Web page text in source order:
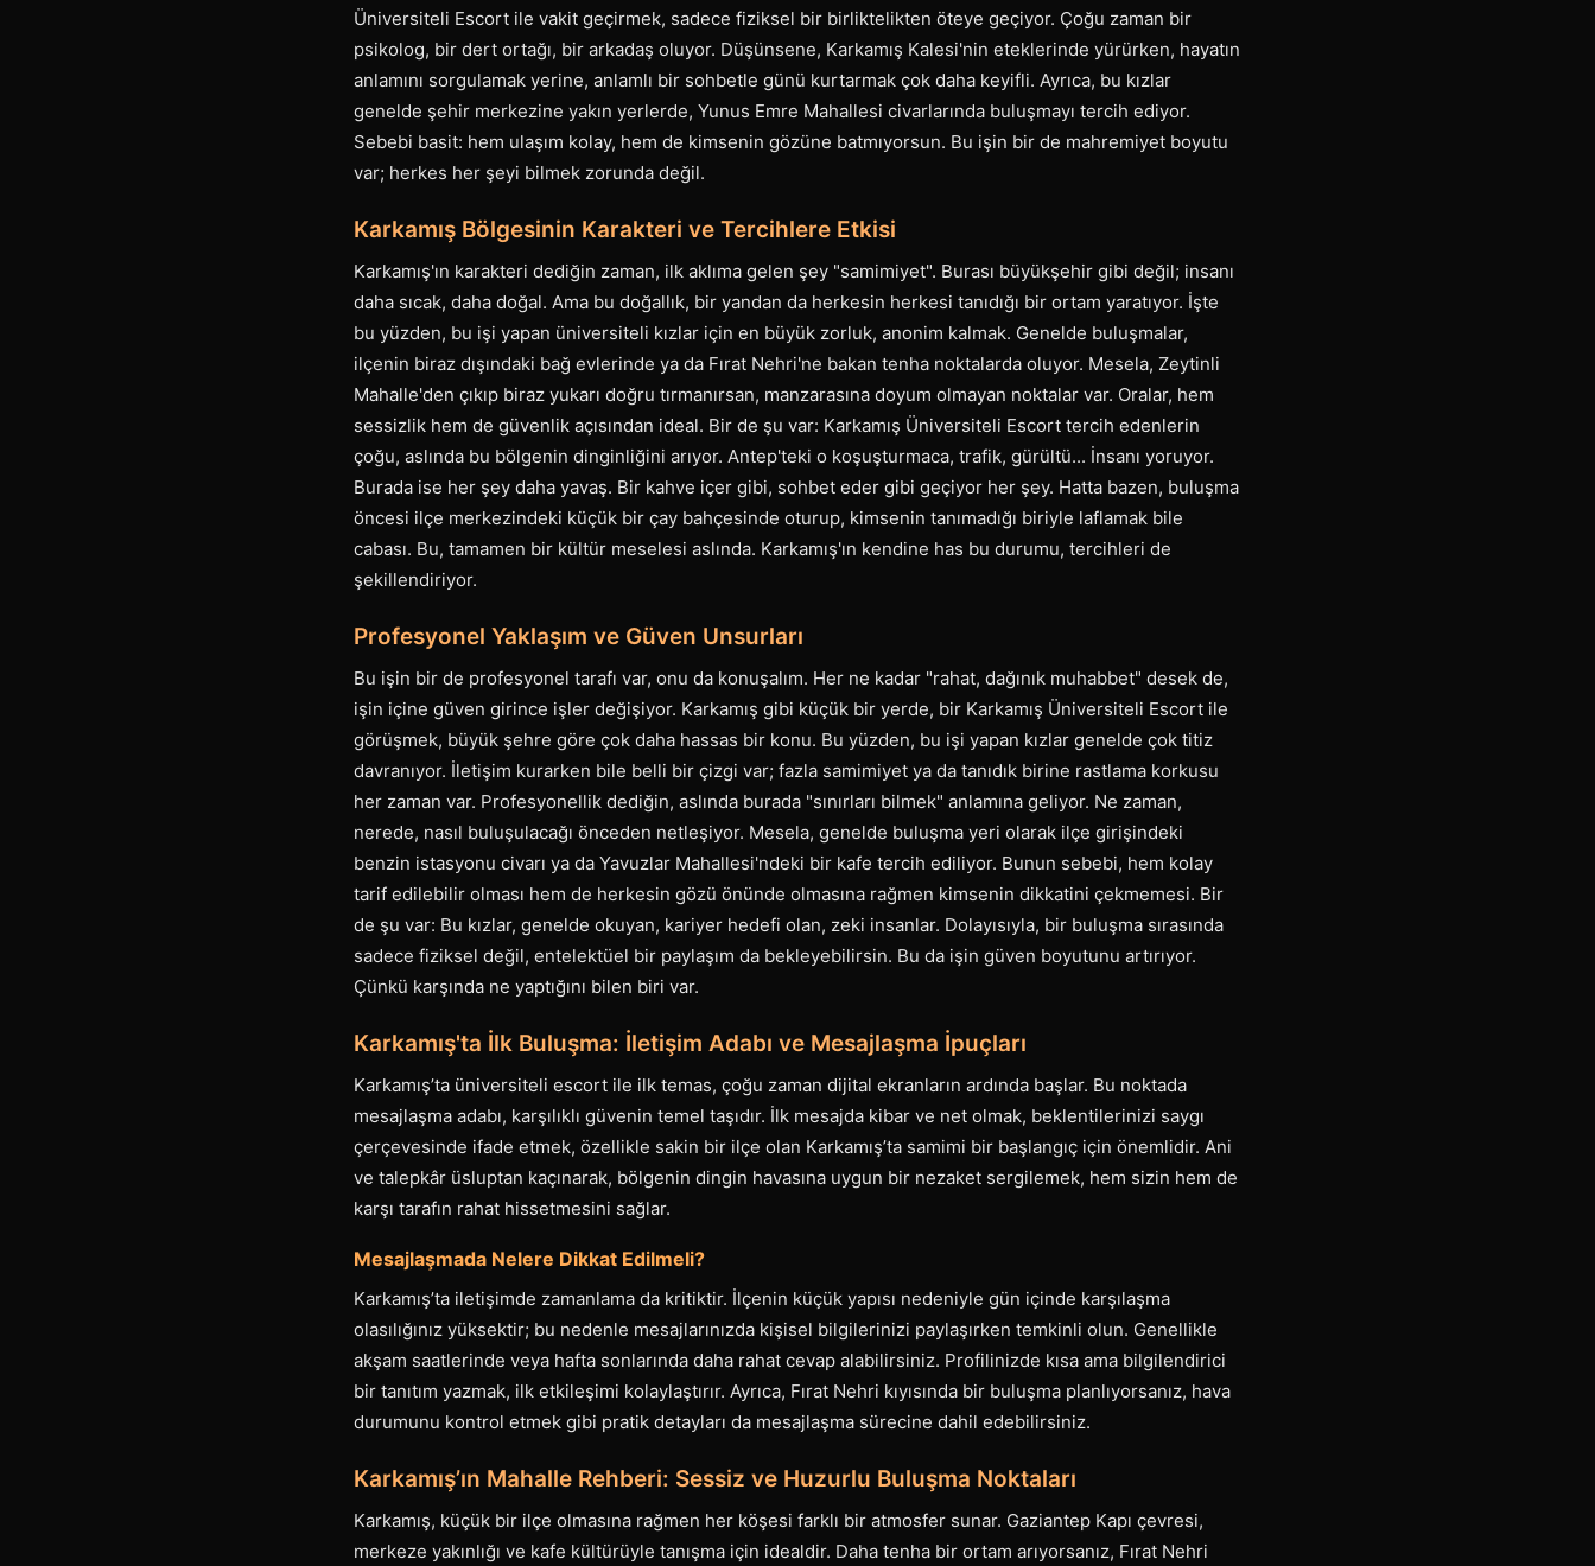
Üniversiteli Escort ile vakit geçirmek, sadece fiziksel bir birliktelikten öteye geçiyor. Çoğu zaman bir
psikolog, bir dert ortağı, bir arkadaş oluyor. Düşünsene, Karkamış Kalesi'nin eteklerinde yürürken, hayatın
anlamını sorgulamak yerine, anlamlı bir sohbetle günü kurtarmak çok daha keyifli. Ayrıca, bu kızlar
genelde şehir merkezine yakın yerlerde, Yunus Emre Mahallesi civarlarında buluşmayı tercih ediyor.
Sebebi basit: hem ulaşım kolay, hem de kimsenin gözüne batmıyorsun. Bu işin bir de mahremiyet boyutu
var; herkes her şeyi bilmek zorunda değil.
Karkamış Bölgesinin Karakteri ve Tercihlere Etkisi
Karkamış'ın karakteri dediğin zaman, ilk aklıma gelen şey "samimiyet". Burası büyükşehir gibi değil; insanı
daha sıcak, daha doğal. Ama bu doğallık, bir yandan da herkesin herkesi tanıdığı bir ortam yaratıyor. İşte
bu yüzden, bu işi yapan üniversiteli kızlar için en büyük zorluk, anonim kalmak. Genelde buluşmalar,
ilçenin biraz dışındaki bağ evlerinde ya da Fırat Nehri'ne bakan tenha noktalarda oluyor. Mesela, Zeytinli
Mahalle'den çıkıp biraz yukarı doğru tırmanırsan, manzarasına doyum olmayan noktalar var. Oralar, hem
sessizlik hem de güvenlik açısından ideal. Bir de şu var: Karkamış Üniversiteli Escort tercih edenlerin
çoğu, aslında bu bölgenin dinginliğini arıyor. Antep'teki o koşuşturmaca, trafik, gürültü... İnsanı yoruyor.
Burada ise her şey daha yavaş. Bir kahve içer gibi, sohbet eder gibi geçiyor her şey. Hatta bazen, buluşma
öncesi ilçe merkezindeki küçük bir çay bahçesinde oturup, kimsenin tanımadığı biriyle laflamak bile
cabası. Bu, tamamen bir kültür meselesi aslında. Karkamış'ın kendine has bu durumu, tercihleri de
şekillendiriyor.
Profesyonel Yaklaşım ve Güven Unsurları
Bu işin bir de profesyonel tarafı var, onu da konuşalım. Her ne kadar "rahat, dağınık muhabbet" desek de,
işin içine güven girince işler değişiyor. Karkamış gibi küçük bir yerde, bir Karkamış Üniversiteli Escort ile
görüşmek, büyük şehre göre çok daha hassas bir konu. Bu yüzden, bu işi yapan kızlar genelde çok titiz
davranıyor. İletişim kurarken bile belli bir çizgi var; fazla samimiyet ya da tanıdık birine rastlama korkusu
her zaman var. Profesyonellik dediğin, aslında burada "sınırları bilmek" anlamına geliyor. Ne zaman,
nerede, nasıl buluşulacağı önceden netleşiyor. Mesela, genelde buluşma yeri olarak ilçe girişindeki
benzin istasyonu civarı ya da Yavuzlar Mahallesi'ndeki bir kafe tercih ediliyor. Bunun sebebi, hem kolay
tarif edilebilir olması hem de herkesin gözü önünde olmasına rağmen kimsenin dikkatini çekmemesi. Bir
de şu var: Bu kızlar, genelde okuyan, kariyer hedefi olan, zeki insanlar. Dolayısıyla, bir buluşma sırasında
sadece fiziksel değil, entelektüel bir paylaşım da bekleyebilirsin. Bu da işin güven boyutunu artırıyor.
Çünkü karşında ne yaptığını bilen biri var.
Karkamış'ta İlk Buluşma: İletişim Adabı ve Mesajlaşma İpuçları
Karkamış’ta üniversiteli escort ile ilk temas, çoğu zaman dijital ekranların ardında başlar. Bu noktada
mesajlaşma adabı, karşılıklı güvenin temel taşıdır. İlk mesajda kibar ve net olmak, beklentilerinizi saygı
çerçevesinde ifade etmek, özellikle sakin bir ilçe olan Karkamış’ta samimi bir başlangıç için önemlidir. Ani
ve talepkâr üsluptan kaçınarak, bölgenin dingin havasına uygun bir nezaket sergilemek, hem sizin hem de
karşı tarafın rahat hissetmesini sağlar.
Mesajlaşmada Nelere Dikkat Edilmeli?
Karkamış’ta iletişimde zamanlama da kritiktir. İlçenin küçük yapısı nedeniyle gün içinde karşılaşma
olasılığınız yüksektir; bu nedenle mesajlarınızda kişisel bilgilerinizi paylaşırken temkinli olun. Genellikle
akşam saatlerinde veya hafta sonlarında daha rahat cevap alabilirsiniz. Profilinizde kısa ama bilgilendirici
bir tanıtım yazmak, ilk etkileşimi kolaylaştırır. Ayrıca, Fırat Nehri kıyısında bir buluşma planlıyorsanız, hava
durumunu kontrol etmek gibi pratik detayları da mesajlaşma sürecine dahil edebilirsiniz.
Karkamış’ın Mahalle Rehberi: Sessiz ve Huzurlu Buluşma Noktaları
Karkamış, küçük bir ilçe olmasına rağmen her köşesi farklı bir atmosfer sunar. Gaziantep Kapı çevresi,
merkeze yakınlığı ve kafe kültürüyle tanışma için idealdir. Daha tenha bir ortam arıyorsanız, Fırat Nehri